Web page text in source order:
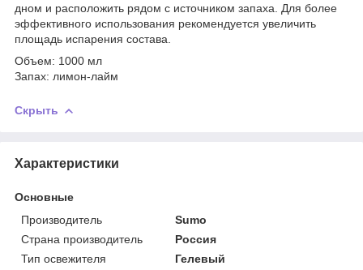
дном и расположить рядом с источником запаха. Для более
эффективного использования рекомендуется увеличить
площадь испарения состава.
Объем: 1000 мл
Запах: лимон-лайм
Скрыть
Характеристики
Основные
Производитель
Sumo
Страна производитель
Россия
Тип освежителя
Гелевый